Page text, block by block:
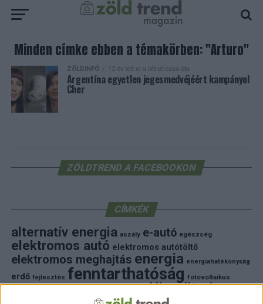
Minden címke ebben a témakörben: "Arturo"
ZÖLDINFÓ 12 év telt el a létrehozás óta
Argentína egyetlen jegesmedvéjéért kampányol
Cher
ZÖLDTREND A FACEBOOKON
CÍMKÉK
alternatív energia aszály e-autó egészség
elektromos autó elektromos autótöltő
elektromos meghajtás energia energiahatékonyság
erdő fejlesztés fenntarthatóság fotovoltaikus
földgáz fűtés klímaváltozás
környezet